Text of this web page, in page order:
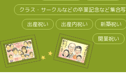
クラス・サークルなどの卒業記念など集合
出産祝い
出産内祝い 新築祝い
開業祝い